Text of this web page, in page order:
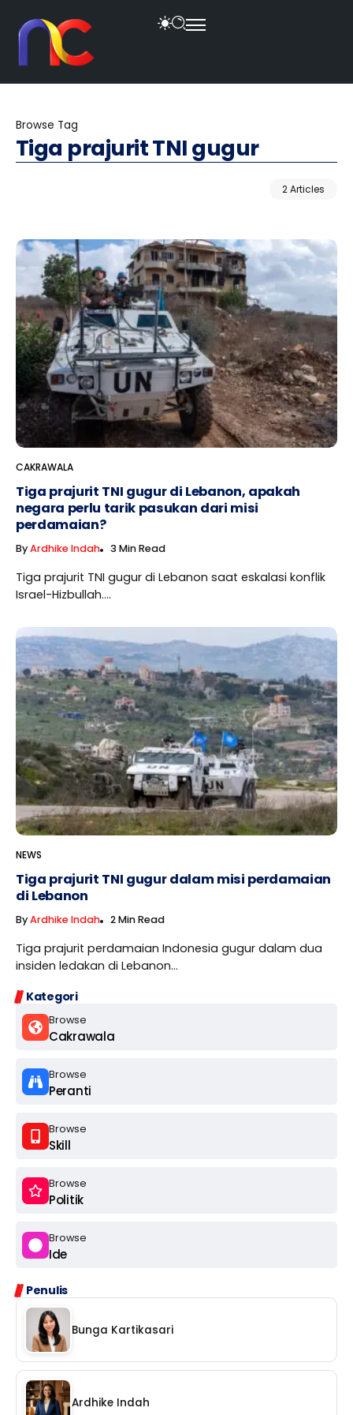
Browse Tag
Tiga prajurit TNI gugur
2 Articles
Kategori
Browse
Cakrawala
Browse
Peranti
Browse
Skill
Browse
Politik
Browse
Ide
Penulis
Bunga Kartikasari
Ardhike Indah
CAKRAWALA
Tiga prajurit TNI gugur di Lebanon, apakah
negara perlu tarik pasukan dari misi
perdamaian?
ByArdhike Indah 3 Min Read
Tiga prajurit TNI gugur di Lebanon saat eskalasi konflik
Israel-Hizbullah....
NEWS
Tiga prajurit TNI gugur dalam misi perdamaian
di Lebanon
ByArdhike Indah 2 Min Read
Tiga prajurit perdamaian Indonesia gugur dalam dua
insiden ledakan di Lebanon...